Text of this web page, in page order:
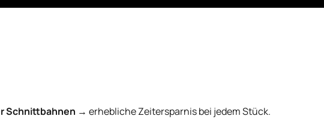
Schnittbahnen → erhebliche Zeitersparnis bei jedem Stück.